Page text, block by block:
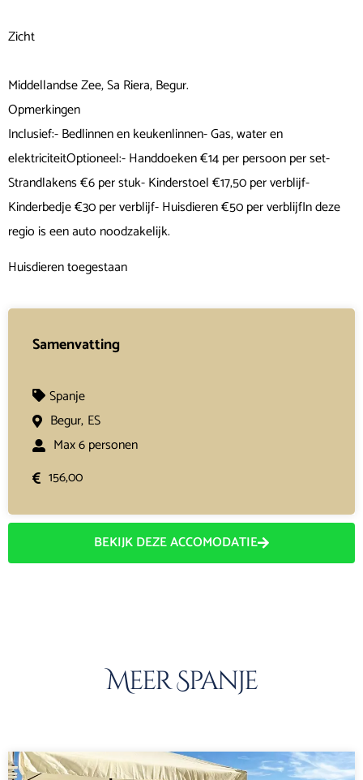
Zicht
Middellandse Zee, Sa Riera, Begur.
Opmerkingen
Inclusief:- Bedlinnen en keukenlinnen- Gas, water en
elektriciteitOptioneel:- Handdoeken €14 per persoon per set-
Strandlakens €6 per stuk- Kinderstoel €17,50 per verblijf-
Kinderbedje €30 per verblijf- Huisdieren €50 per verblijfIn deze
regio is een auto noodzakelijk.
Huisdieren toegestaan
Samenvatting
Spanje
Begur, ES
Max 6 personen
156,00
BEKIJK DEZE ACCOMODATIE
Meer Spanje